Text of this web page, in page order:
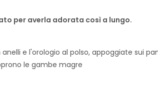
per averla adorata così a lungo.